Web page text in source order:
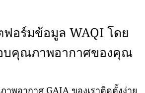
อร์มข้อมูล WAQI โดย
บคุณภาพอากาศของคุณ
พอากาศ GAIA ของเราติดตั้งง่าย